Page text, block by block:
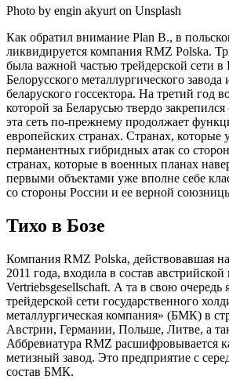
Photo by engin akyurt on Unsplash
Как обратил внимание Plan B., в
ликвидируется компания RMZ Polska.
была важной частью трейдерской сети в
Белорусского металлургического завода
беларуского госсектора. На третий год
которой за Беларусью твердо закрепился
эта сеть по-прежнему продолжает
европейских странах. Странах, которые
перманентных гибридных атак со
странах, которые в военных планах
первыми объектами уже вполне себе
со стороны России и ее верной
Тихо в Бозе
Компания RMZ Polska, действовавшая
2011 года, входила в состав
Vertriebsgesellschaft. А та в свою очередь
трейдерской сети государственного
металлургическая компания» (БМК) в
Австрии, Германии, Польше, Литве, а
Аббревиатура RMZ расшифровывается
метизный завод. Это предприятие с
состав БМК.